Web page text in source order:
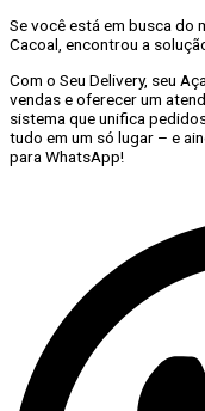
Se você está em busca do
Cacoal, encontrou a
Com o Seu Delivery, seu
vendas e oferecer um
sistema que unifica
tudo em um só lugar – e
para WhatsApp!